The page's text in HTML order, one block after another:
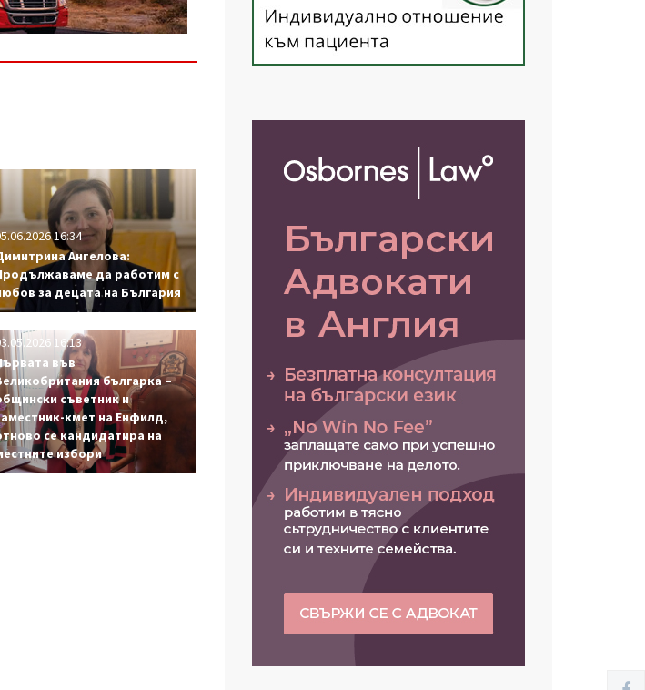
16:34
Ангелова:
да работим с
за децата на България
16:13
във
българка –
съветник и
кмет на Енфилд,
се кандидатира на
избори